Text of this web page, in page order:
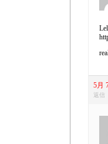
5月
返信